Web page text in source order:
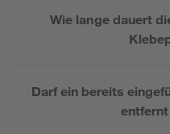
Wie lange dauert
Darf ein bereits